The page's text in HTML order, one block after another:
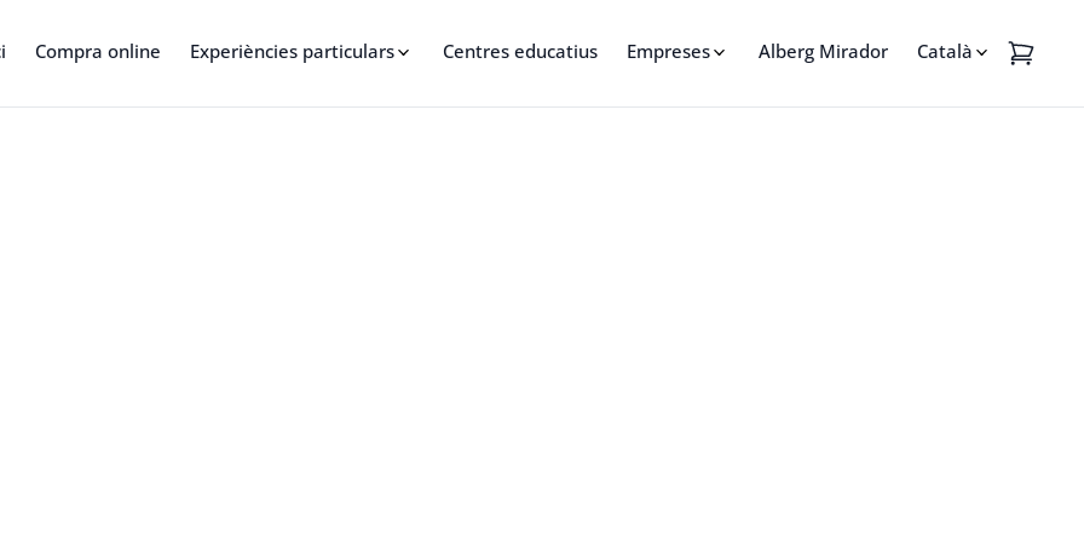
Compra online Experiències particulars Centres educatius Empreses Alberg Mirador Català